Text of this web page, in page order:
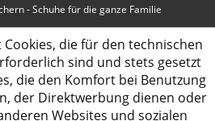
- Schuhe für die ganze Familie
die für den technischen
sind und stets gesetzt
die den Komfort bei Benutzung
der Direktwerbung dienen oder
Websites und sozialen